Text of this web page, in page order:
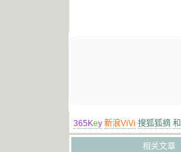
365Key 新浪ViVi 搜狐狐摘
相关文章